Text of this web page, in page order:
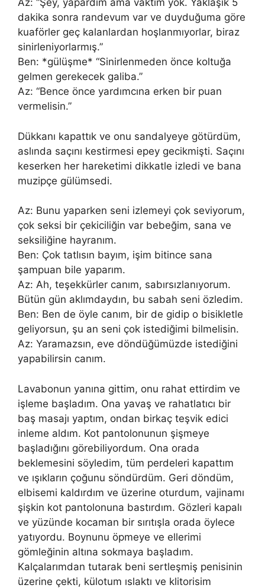
Az: “Şey, yapardım ama vaktim yok. Yaklaşık 5
dakika sonra randevum var ve duyduğuma göre
kuaförler geç kalanlardan hoşlanmıyorlar, biraz
sinirleniyorlarmış.”
Ben: *gülüşme* “Sinirlenmeden önce koltuğa
gelmen gerekecek galiba.”
Az: “Bence önce yardımcına erken bir puan
vermelisin.”
Dükkanı kapattık ve onu sandalyeye götürdüm,
aslında saçını kestirmesi epey gecikmişti. Saçını
keserken her hareketimi dikkatle izledi ve bana
muzipçe gülümsedi.
Az: Bunu yaparken seni izlemeyi çok seviyorum,
çok seksi bir çekiciliğin var bebeğim, sana ve
seksiliğine hayranım.
Ben: Çok tatlısın bayım, işim bitince sana
şampuan bile yaparım.
Az: Ah, teşekkürler canım, sabırsızlanıyorum.
Bütün gün aklımdaydın, bu sabah seni özledim.
Ben: Ben de öyle canım, bir de gidip o bisikletle
geliyorsun, şu an seni çok istediğimi bilmelisin.
Az: Yaramazsın, eve döndüğümüzde istediğini
yapabilirsin canım.
Lavabonun yanına gittim, onu rahat ettirdim ve
işleme başladım. Ona yavaş ve rahatlatıcı bir
baş masajı yaptım, ondan birkaç teşvik edici
inleme aldım. Kot pantolonunun şişmeye
başladığını görebiliyordum. Ona orada
beklemesini söyledim, tüm perdeleri kapattım
ve ışıkların çoğunu söndürdüm. Geri döndüm,
elbisemi kaldırdım ve üzerine oturdum, vajinamı
şişkin kot pantolonuna bastırdım. Gözleri kapalı
ve yüzünde kocaman bir sırıtışla orada öylece
yatıyordu. Boynunu öpmeye ve ellerimi
gömleğinin altına sokmaya başladım.
Kalçalarımdan tutarak beni sertleşmiş penisinin
üzerine çekti, külotum ıslaktı ve klitorisim